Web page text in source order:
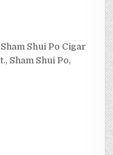
Shui Po Cigar
Sham Shui Po,